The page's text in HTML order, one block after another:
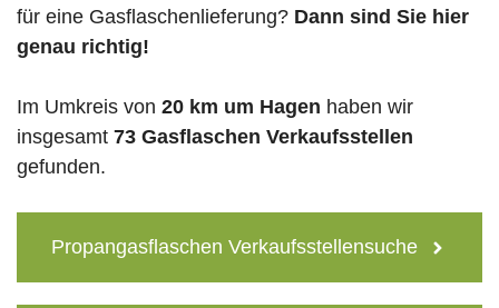
für eine Gasflaschenlieferung? Dann sind Sie hier
genau richtig!
Im Umkreis von 20 km um Hagen haben wir
insgesamt 73 Gasflaschen Verkaufsstellen
gefunden.
Propangasflaschen Verkaufsstellensuche